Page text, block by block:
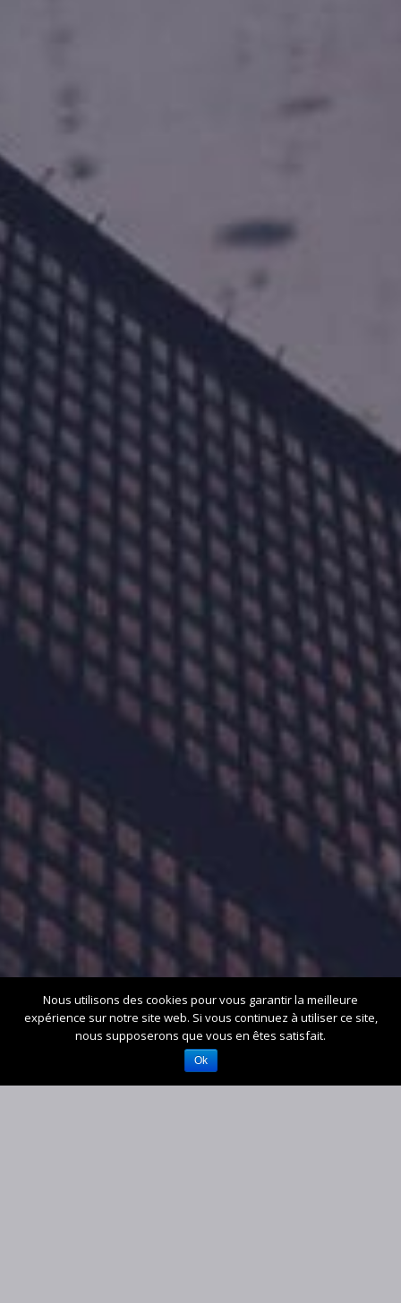
Nous utilisons des cookies pour vous garantir la meilleure
expérience sur notre site web. Si vous continuez à utiliser ce site,
nous supposerons que vous en êtes satisfait.
Ok